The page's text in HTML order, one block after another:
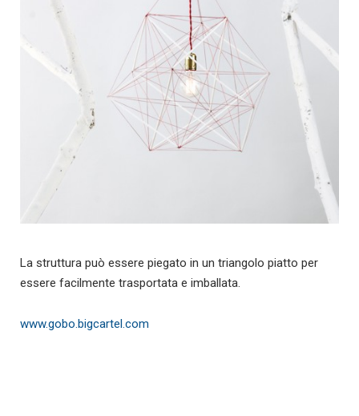
La struttura può essere piegato in un triangolo piatto per
essere facilmente trasportata e imballata.
www.gobo.bigcartel.com